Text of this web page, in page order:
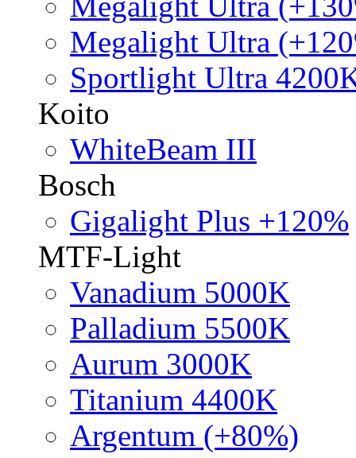
Megalight Ultra
Sportlight Ultra
Koito
WhiteBeam III
Bosch
Gigalight Plus +120%
MTF-Light
Vanadium 5000K
Palladium 5500K
Aurum 3000K
Titanium 4400K
Argentum (+80%)